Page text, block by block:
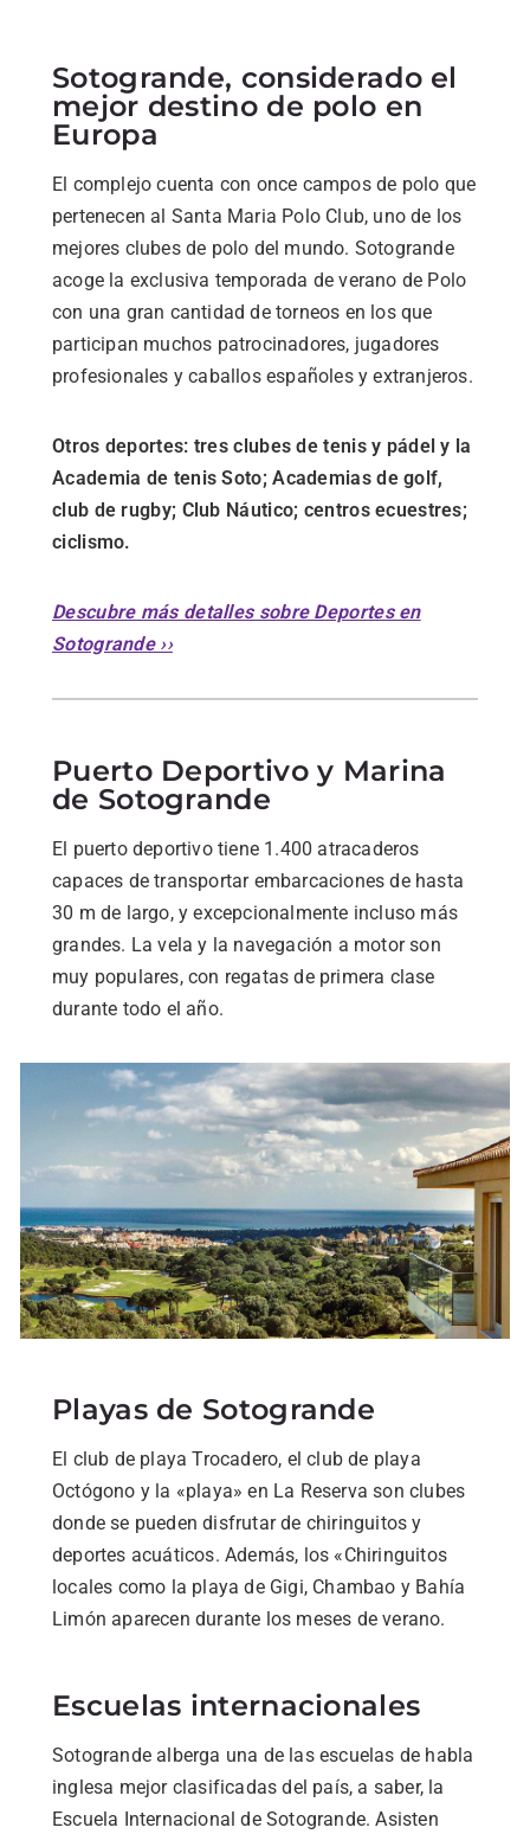
Sotogrande, considerado el
mejor destino de polo en
Europa
El complejo cuenta con once campos de polo que
pertenecen al Santa Maria Polo Club, uno de los
mejores clubes de polo del mundo. Sotogrande
acoge la exclusiva temporada de verano de Polo
con una gran cantidad de torneos en los que
participan muchos patrocinadores, jugadores
profesionales y caballos españoles y extranjeros.
Otros deportes: tres clubes de tenis y pádel y la
Academia de tenis Soto; Academias de golf,
club de rugby; Club Náutico; centros ecuestres;
ciclismo.
Descubre más detalles sobre Deportes en
Sotogrande ››
Puerto Deportivo y Marina
de Sotogrande
El puerto deportivo tiene 1.400 atracaderos
capaces de transportar embarcaciones de hasta
30 m de largo, y excepcionalmente incluso más
grandes. La vela y la navegación a motor son
muy populares, con regatas de primera clase
durante todo el año.
Playas de Sotogrande
El club de playa Trocadero, el club de playa
Octógono y la «playa» en La Reserva son clubes
donde se pueden disfrutar de chiringuitos y
deportes acuáticos. Además, los «Chiringuitos
locales como la playa de Gigi, Chambao y Bahía
Limón aparecen durante los meses de verano.
Escuelas internacionales
Sotogrande alberga una de las escuelas de habla
inglesa mejor clasificadas del país, a saber, la
Escuela Internacional de Sotogrande. Asisten